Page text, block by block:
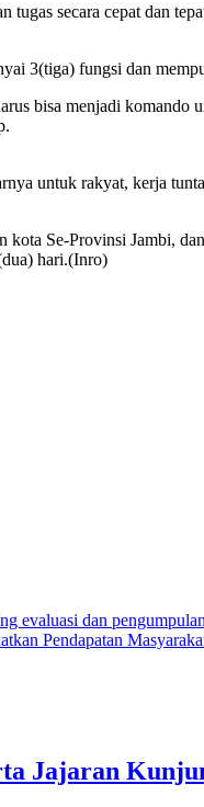
secara cepat dan
3(tiga) fungsi dan
bisa menjadi komando
untuk rakyat, kerja
kota Se-Provinsi Jambi,
hari.(Inro)
evaluasi dan
Pendapatan
Jajaran